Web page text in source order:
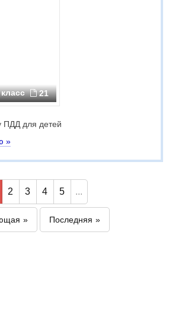
класс 21
ПДД для детей
»
2 3 4 5 ...
Последняя